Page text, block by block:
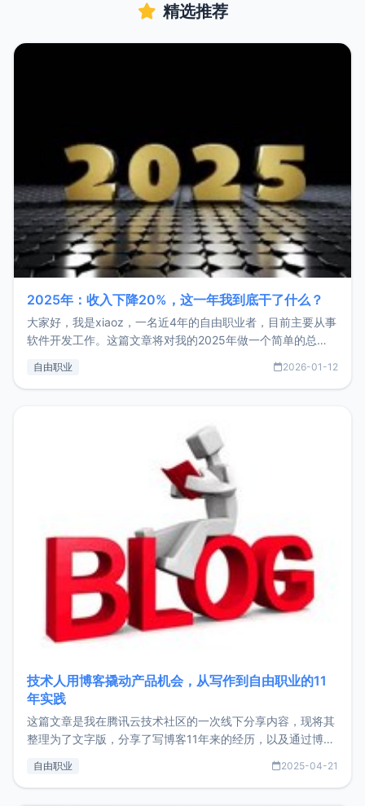
精选推荐
2025年：收入下降20%，这一年我到底干了什么？
大家好，我是xiaoz，一名近4年的自由职业者，目前主要从事
软件开发工作。这篇文章将对我的2025年做一个简单的总
收入下降20%，但却过得很充实，2026年不求突破，但求保
自由职业 2026-01-12
技术人用博客撬动产品机会，从写作到自由职业的11
年实践
这篇文章是我在腾讯云技术社区的一次线下分享内容，现将其
整理为了文字版，分享了写博客11年来的经历，以及通过博客
了我的首个产品ImgURL的真实数据和产品现状。自我介绍大
自由职业 2025-04-21